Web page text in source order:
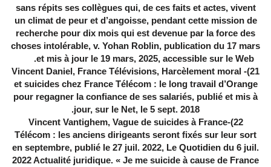
sans répits ses collègues qui, de ces faits et actes, vivent
un climat de peur et d’angoisse, pendant cette mission de
recherche pour dix mois qui est devenue par la force des
choses intolérable, v. Yohan Roblin, publication du 17 mars
et mis à jour le 19 mars, 2025, accessible sur le Web.
21)-
Vincent Daniel, France Télévisions, Harcèlement moral
et suicides chez France Télécom : le long travail d’Orange
pour regagner la confiance de ses salariés, publié et mis à
jour, sur le Net, le 5 sept. 2018.
22)-Vincent Vantighem, Vague de suicides à France
Télécom : les anciens dirigeants seront fixés sur leur sort
en septembre, publié le 27 juil. 2022, Le Quotidien du 6 juil.
2022 Actualité juridique. « Je me suicide à cause de France